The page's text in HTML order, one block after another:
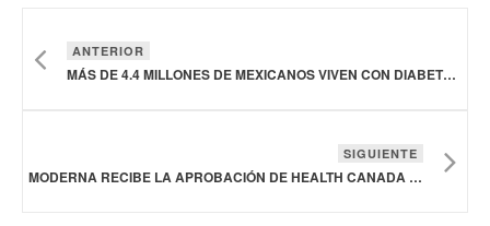
ANTERIOR
MÁS DE 4.4 MILLONES DE MEXICANOS VIVEN CON DIABETES SIN SABERLO
SIGUIENTE
MODERNA RECIBE LA APROBACIÓN DE HEALTH CANADA PARA SU VACUNA CONTRA EL VIRUS SINCITIAL RESPIRATORIO